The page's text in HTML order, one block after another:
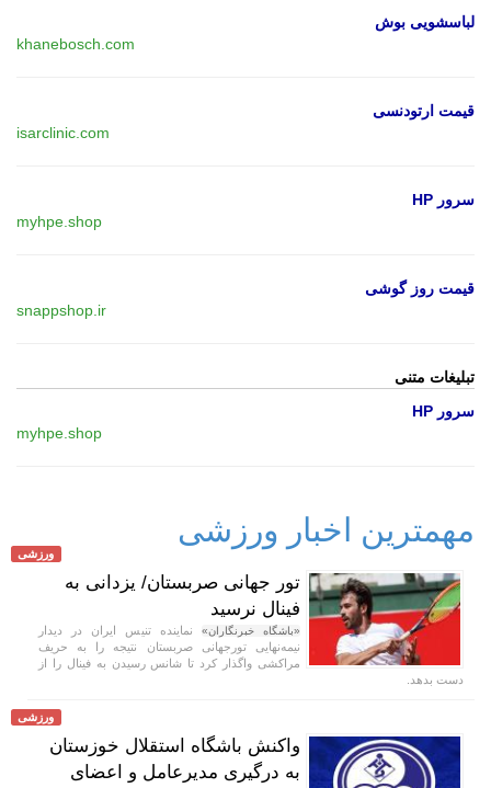
لباسشویی بوش
khanebosch.com
قیمت ارتودنسی
isarclinic.com
سرور HP
myhpe.shop
قیمت روز گوشی
snappshop.ir
تبلیغات متنی
سرور HP
myhpe.shop
مهمترین اخبار ورزشی
ورزشی
تور جهانی صربستان/ یزدانی به
فینال نرسید
«باشگاه خبرنگاران» نماینده تنیس ایران در دیدار
نیمه‌نهایی تورجهانی صربستان نتیجه را به حریف
مراکشی واگذار کرد تا شانس رسیدن به فینال را از
دست بدهد.
ورزشی
واکنش باشگاه استقلال خوزستان
به درگیری مدیرعامل و اعضای